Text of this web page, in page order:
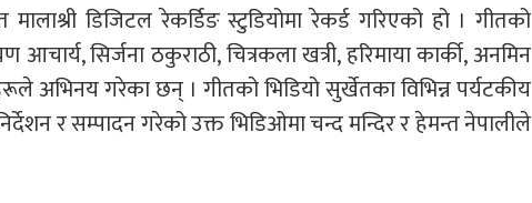
डिजिटल रेकर्डिङ स्टुडियोमा रेकर्ड गरिएको हो । गीतको
सिर्जना ठकुराठी, चित्रकला खत्री, हरिमाया कार्की, अनमिन
अभिनय गरेका छन् । गीतको भिडियो सुर्खेतका विभिन्न पर्यटकीय
र सम्पादन गरेको उक्त भिडिओमा चन्द मन्दिर र हेमन्त नेपालीले